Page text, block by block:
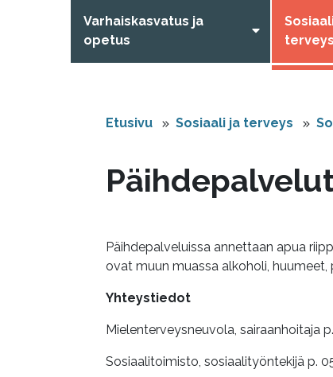
Varhaiskasvatus ja
opetus
terveys
Etusivu Sosiaali ja terveys
Päihdepalveluissa annettaan apua
ovat muun muassa alkoholi,
Yhteystiedot
Mielenterveysneuvola, sairaanhoitaja
Sosiaalitoimisto, sosiaalityöntekijä p.